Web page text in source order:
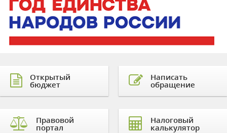
Открытый
бюджет
Правовой
портал
Написать
обращение
Налоговый
калькулятор